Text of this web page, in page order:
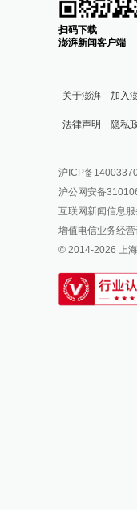
扫码下载
澎湃新闻客户端
关于澎湃 加入
法律声明 隐私
澎
澎
派
IP
报料邮箱:
沪ICP备
沪公网安备
互联网新闻信息
增值电信业务经
© 2014-2026 上